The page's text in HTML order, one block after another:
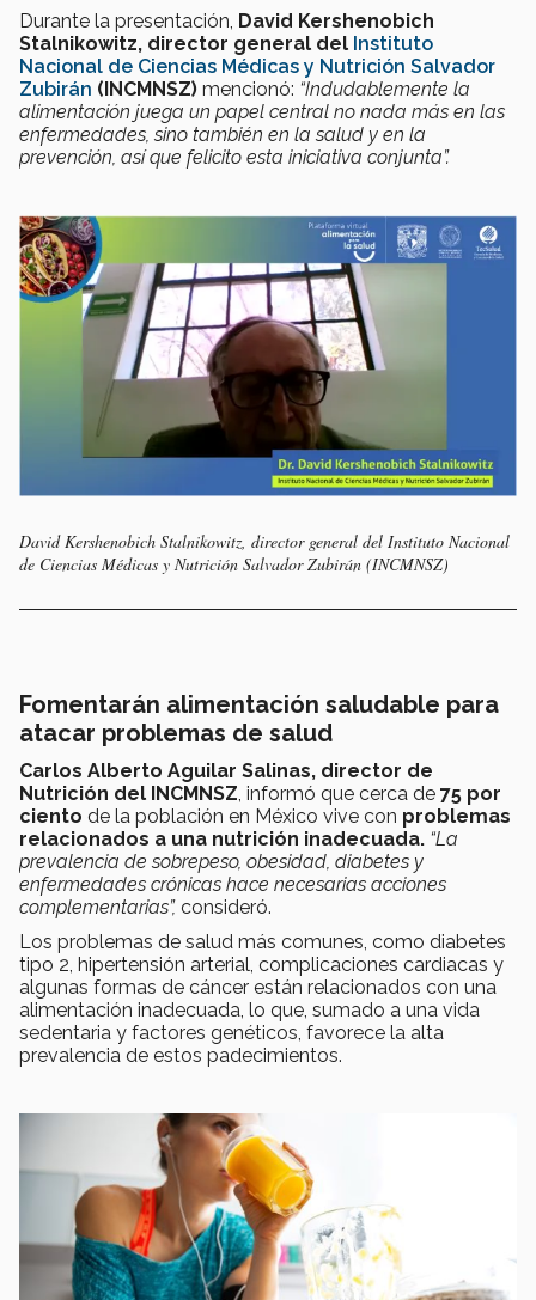
Durante la presentación, David Kershenobich
Stalnikowitz, director general del Instituto
Nacional de Ciencias Médicas y Nutrición Salvador
Zubirán (INCMNSZ) mencionó: “Indudablemente la
alimentación juega un papel central no nada más en las
enfermedades, sino también en la salud y en la
prevención, así que felicito esta iniciativa conjunta”.
David Kershenobich Stalnikowitz, director general del Instituto Nacional
de Ciencias Médicas y Nutrición Salvador Zubirán (INCMNSZ)
Fomentarán alimentación saludable para
atacar problemas de salud
Carlos Alberto Aguilar Salinas, director de
Nutrición del INCMNSZ, informó que cerca de 75 por
ciento de la población en México vive con problemas
relacionados a una nutrición inadecuada. “La
prevalencia de sobrepeso, obesidad, diabetes y
enfermedades crónicas hace necesarias acciones
complementarias”, consideró.
Los problemas de salud más comunes, como diabetes
tipo 2, hipertensión arterial, complicaciones cardiacas y
algunas formas de cáncer están relacionados con una
alimentación inadecuada, lo que, sumado a una vida
sedentaria y factores genéticos, favorece la alta
prevalencia de estos padecimientos.